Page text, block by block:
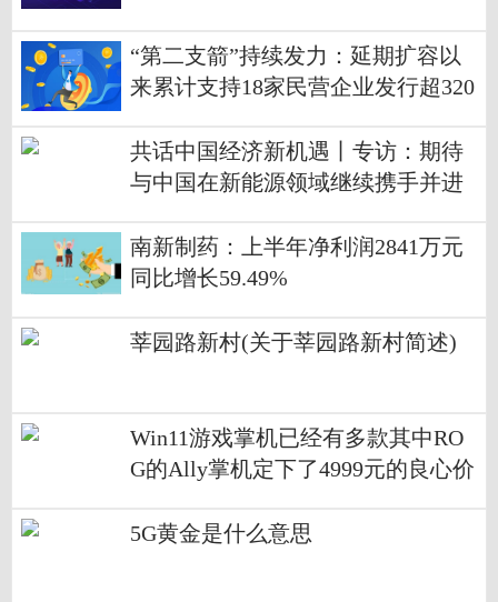
“第二支箭”持续发力：延期扩容以
来累计支持18家民营企业发行超320
共话中国经济新机遇丨专访：期待
与中国在新能源领域继续携手并进
裁托马斯·保尔
南新制药：上半年净利润2841万元
同比增长59.49%
莘园路新村(关于莘园路新村简述)
Win11游戏掌机已经有多款其中RO
G的Ally掌机定下了4999元的良心价
5G黄金是什么意思